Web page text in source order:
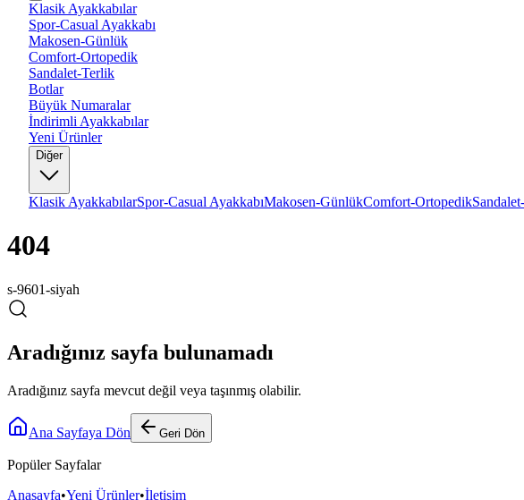
Klasik Ayakkabılar
Spor-Casual Ayakkabı
Makosen-Günlük
Comfort-Ortopedik
Sandalet-Terlik
Botlar
Büyük Numaralar
İndirimli Ayakkabılar
Yeni Ürünler
Diğer
Klasik AyakkabılarSpor-Casual AyakkabıMakosen-GünlükComfort-Ortopedik
404
s-9601-siyah
Aradığınız sayfa bulunamadı
Aradığınız sayfa mevcut değil veya taşınmış olabilir.
Ana Sayfaya Dön Geri Dön
Popüler Sayfalar
Anasayfa•Yeni Ürünler•İletişim